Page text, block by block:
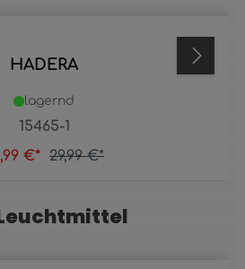
HADERA
15465-1
lagernd
€* 29,99 €*